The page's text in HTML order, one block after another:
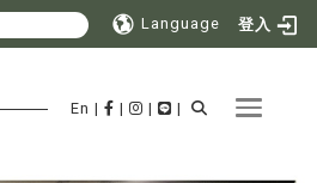
Language 登入
Toggle
En | | | |